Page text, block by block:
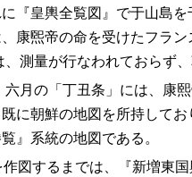
『皇輿全覧図』で于山島
康煕帝の命を受けたフラ
測量が行なわれておらず
月の「丁丑条」には、康
に朝鮮の地図を所持して
』系統の地図である。
図するまでは、『新増東